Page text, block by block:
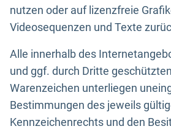
nutzen oder auf lizenzfreie
Videosequenzen und Texte
Alle innerhalb des
und ggf. durch Dritte
Warenzeichen unterliegen
Bestimmungen des jeweils
Kennzeichenrechts und den